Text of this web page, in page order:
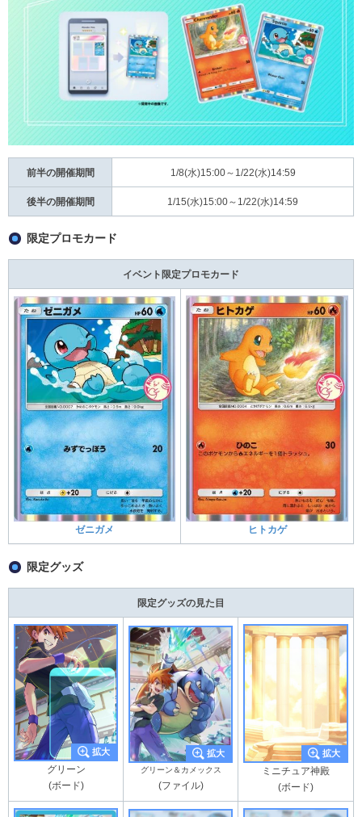
前半の開催期間 1/8(水)15:00～1/22(水)14:59
後半の開催期間 1/15(水)15:00～1/22(水)14:59
限定プロモカード
イベント限定プロモカード
ゼニガメ ヒトカゲ
限定グッズ
限定グッズの見た目
グリーン
(ボード)
グリーン＆カメックス
(ファイル)
ミニチュア神殿
(ボード)